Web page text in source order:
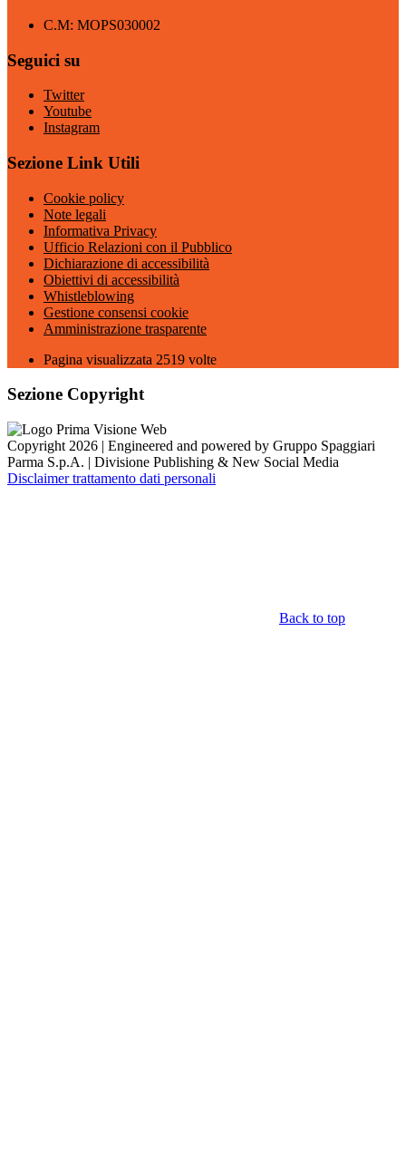
C.M: MOPS030002
Seguici su
Twitter
Youtube
Instagram
Sezione Link Utili
Cookie policy
Note legali
Informativa Privacy
Ufficio Relazioni con il Pubblico
Dichiarazione di accessibilità
Obiettivi di accessibilità
Whistleblowing
Gestione consensi cookie
Amministrazione trasparente
Pagina visualizzata 2519 volte
Sezione Copyright
Copyright 2026 | Engineered and powered by Gruppo Spaggiari
Parma S.p.A. | Divisione Publishing & New Social Media
Disclaimer trattamento dati personali
Back to top